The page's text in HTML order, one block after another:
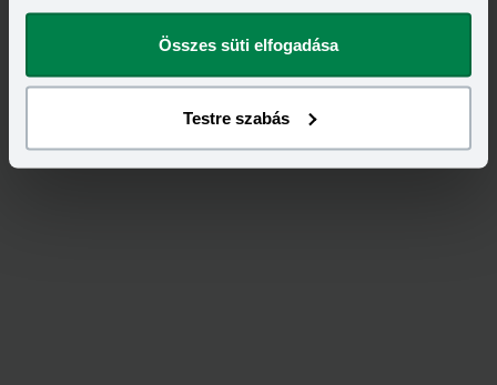
megváltoztathatod.
Összes süti elfogadása
Testre szabás
Értékelda Generali-ot!
5,00/1